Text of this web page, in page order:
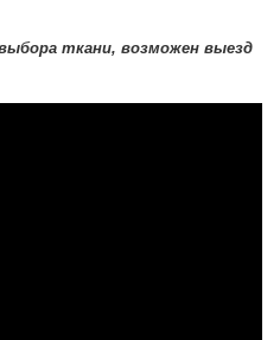
ткани, возможен выезд